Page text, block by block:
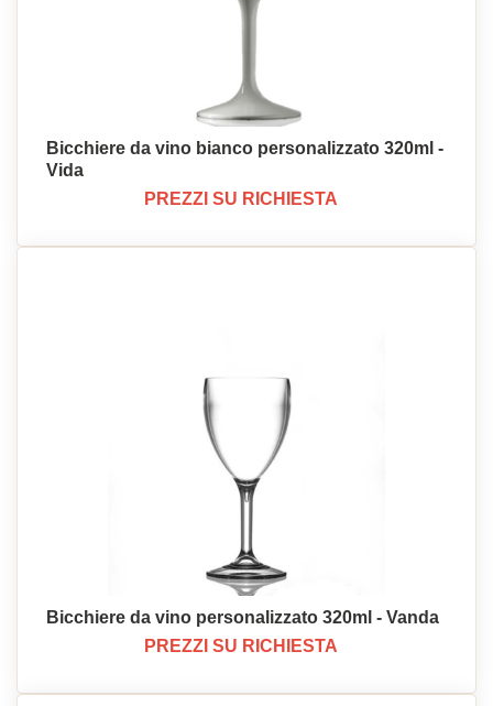
Bicchiere da vino bianco personalizzato 320ml -
Vida
PREZZI SU RICHIESTA
Bicchiere da vino personalizzato 320ml - Vanda
PREZZI SU RICHIESTA